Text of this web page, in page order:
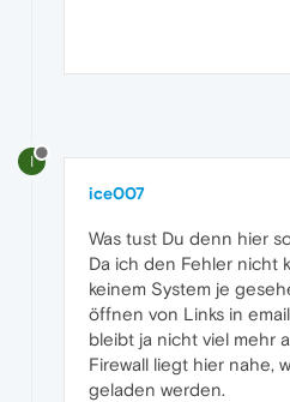
I
ice007
Was tust Du denn hier
Da ich den Fehler nicht
keinem System je
öffnen von Links in
bleibt ja nicht viel mehr
Firewall liegt hier nahe,
geladen werden.